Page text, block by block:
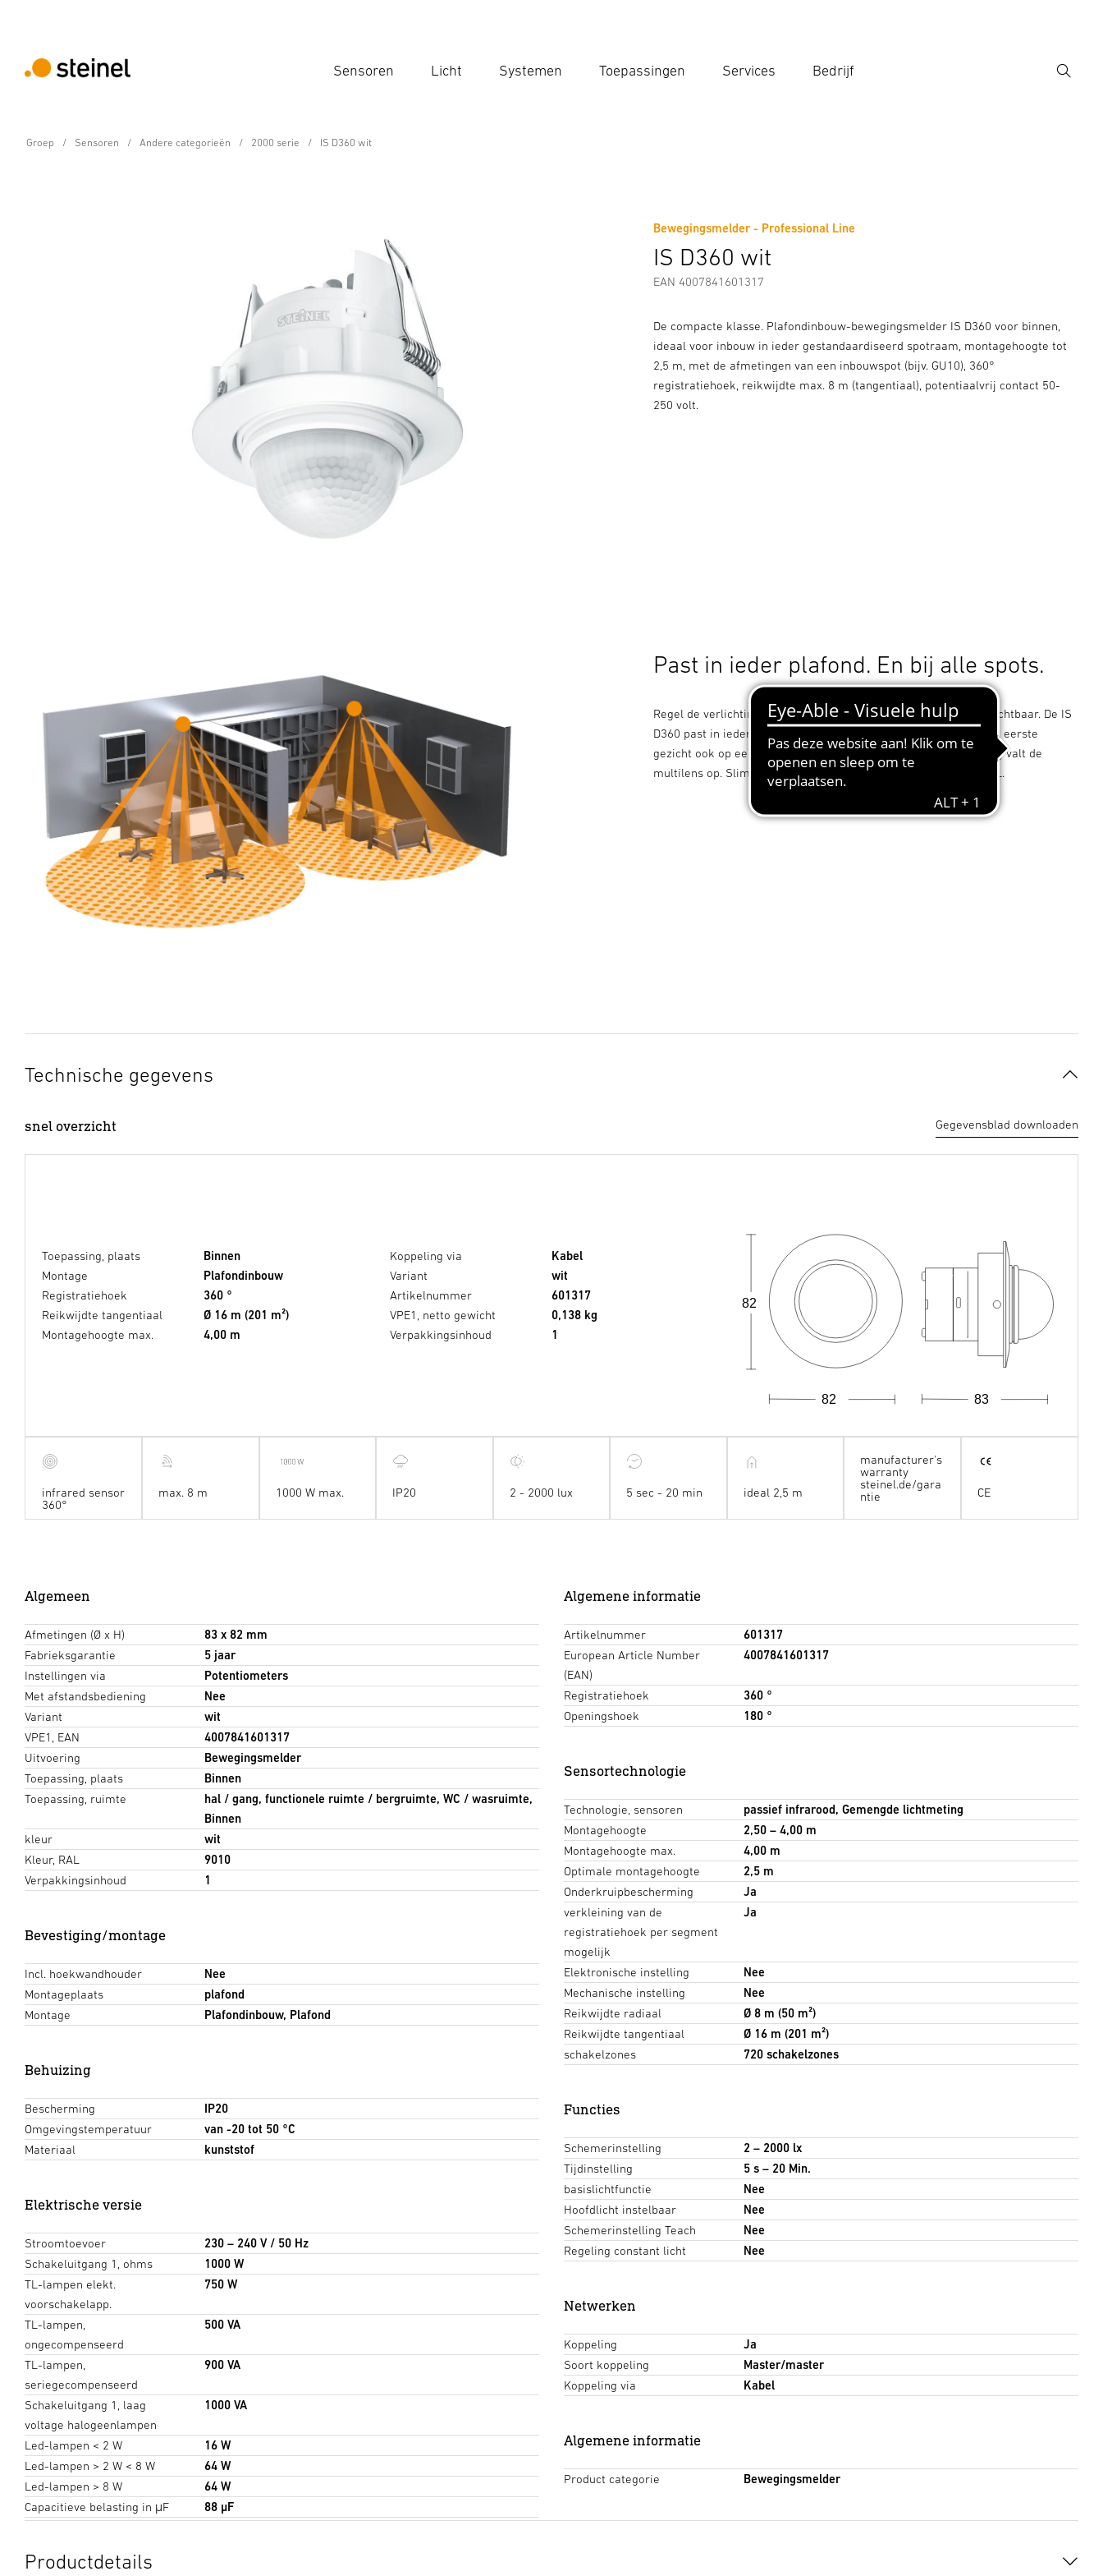
Sensoren Licht Systemen Toepassingen Services Bedrijf
Zoek
Groep Sensoren Andere categorieën 2000 serie IS D360 wit
Bewegingsmelder - Professional Line
IS D360 wit
EAN 4007841601317
De compacte klasse. Plafondinbouw-bewegingsmelder IS D360 voor binnen,
ideaal voor inbouw in ieder gestandaardiseerd spotraam, montagehoogte tot
2,5 m, met de afmetingen van een inbouwspot (bijv. GU10), 360°
registratiehoek, reikwijdte max. 8 m (tangentiaal), potentiaalvrij contact 50-
250 volt.
Veiligheids- en Waarschuwingsinstructies Fabrikantinformatie
Past in ieder plafond. En bij alle spots.
Regel de verlichting van spots in verlaagde plafonds vrijwel onzichtbaar. De IS
D360 past in iedere gangbare spothouder. Daarom lijkt hij op het eerste
gezicht ook op een lamp (bijv. GU10). Pas bij nadere beschouwing valt de
multilens op. Slim geïntegreerde sensortechnologie van STEINEL.
Technische gegevens
snel overzicht Gegevensblad downloaden
Toepassing, plaats
Binnen
Montage
Plafondinbouw
Registratiehoek
360 °
Reikwijdte tangentiaal
Ø 16 m (201 m²)
Montagehoogte max.
4,00 m
Koppeling via
Kabel
Variant
wit
Artikelnummer
601317
VPE1, netto gewicht
0,138 kg
Verpakkingsinhoud
1
82 83
82
infrared sensor
360°
max. 8 m 1000 W max. IP20 2 - 2000 lux 5 sec - 20 min ideal 2,5 m
manufacturer's
warranty
steinel.de/gara
ntie
CE
Algemeen
Afmetingen (Ø x H)
83 x 82 mm
Fabrieksgarantie
5 jaar
Instellingen via
Potentiometers
Met afstandsbediening
Nee
Variant
wit
VPE1, EAN
4007841601317
Uitvoering
Bewegingsmelder
Toepassing, plaats
Binnen
Toepassing, ruimte
hal / gang, functionele ruimte / bergruimte, WC / wasruimte,
Binnen
kleur
wit
Kleur, RAL
9010
Verpakkingsinhoud
1
Bevestiging/montage
Incl. hoekwandhouder
Nee
Montageplaats
plafond
Montage
Plafondinbouw, Plafond
Behuizing
Bescherming
IP20
Omgevingstemperatuur
van -20 tot 50 °C
Materiaal
kunststof
Elektrische versie
Stroomtoevoer
230 – 240 V / 50 Hz
Schakeluitgang 1, ohms
1000 W
TL-lampen elekt.
voorschakelapp.
750 W
TL-lampen,
ongecompenseerd
500 VA
TL-lampen,
seriegecompenseerd
900 VA
Schakeluitgang 1, laag
voltage halogeenlampen
1000 VA
Led-lampen < 2 W
16 W
Led-lampen > 2 W < 8 W
64 W
Led-lampen > 8 W
64 W
Capacitieve belasting in μF
88 µF
Algemene informatie
Artikelnummer
601317
European Article Number
(EAN)
4007841601317
Registratiehoek
360 °
Openingshoek
180 °
Sensortechnologie
Technologie, sensoren
passief infrarood, Gemengde lichtmeting
Montagehoogte
2,50 – 4,00 m
Montagehoogte max.
4,00 m
Optimale montagehoogte
2,5 m
Onderkruipbescherming
Ja
verkleining van de
registratiehoek per segment
mogelijk
Ja
Elektronische instelling
Nee
Mechanische instelling
Nee
Reikwijdte radiaal
Ø 8 m (50 m²)
Reikwijdte tangentiaal
Ø 16 m (201 m²)
schakelzones
720 schakelzones
Functies
Schemerinstelling
2 – 2000 lx
Tijdinstelling
5 s – 20 Min.
basislichtfunctie
Nee
Hoofdlicht instelbaar
Nee
Schemerinstelling Teach
Nee
Regeling constant licht
Nee
Netwerken
Koppeling
Ja
Soort koppeling
Master/master
Koppeling via
Kabel
Algemene informatie
Product categorie Bewegingsmelder
Productdetails